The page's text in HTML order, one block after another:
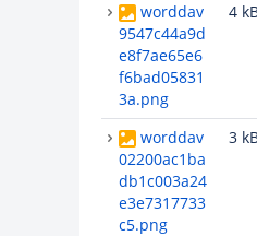
worddav
9547c44a9d
e8f7ae65e6
f6bad05831
3a.png
4
worddav
02200ac1ba
db1c003a24
e3e7317733
c5.png
3